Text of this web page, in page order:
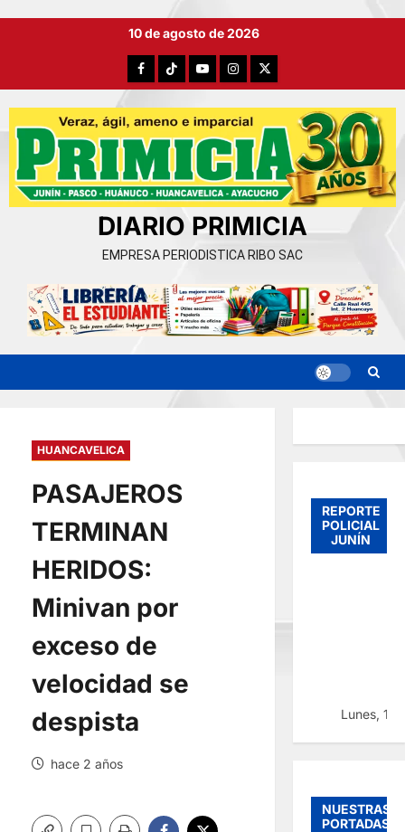
10 de agosto de 2026
FacebookTikTokYouTubeInstagram
X
DIARIO PRIMICIA
EMPRESA PERIODISTICA RIBO SAC
HUANCAVELICA
PASAJEROS
TERMINAN
HERIDOS:
Minivan por
exceso de
velocidad se
despista
hace 2 años
REPORTE
POLICIAL
JUNÍN
Lunes, 10
NUESTRAS
PORTADAS